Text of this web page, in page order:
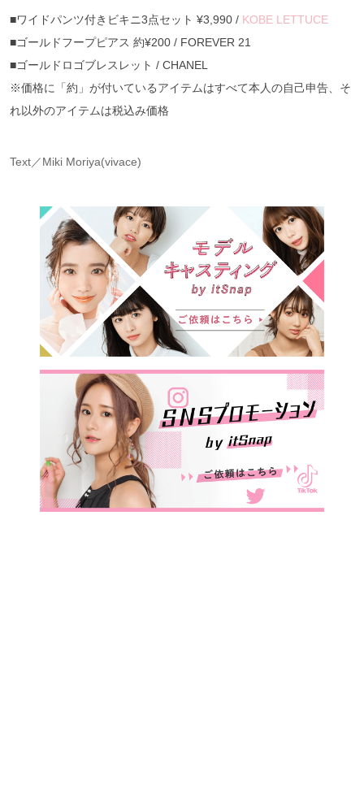
■ワイドパンツ付きビキニ3点セット ¥3,990 / KOBE LETTUCE
■ゴールドフープピアス 約¥200 / FOREVER 21
■ゴールドロゴブレスレット / CHANEL
※価格に「約」が付いているアイテムはすべて本人の自己申告、そ
れ以外のアイテムは税込み価格
Text／Miki Moriya(vivace)